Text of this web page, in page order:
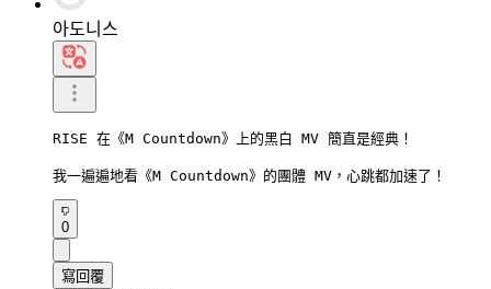
아도니스
RISE 在《M Countdown》上的黑白 MV 簡直是經典！
我一遍遍地看《M Countdown》的團體 MV，心跳都加速了！
0
寫回覆